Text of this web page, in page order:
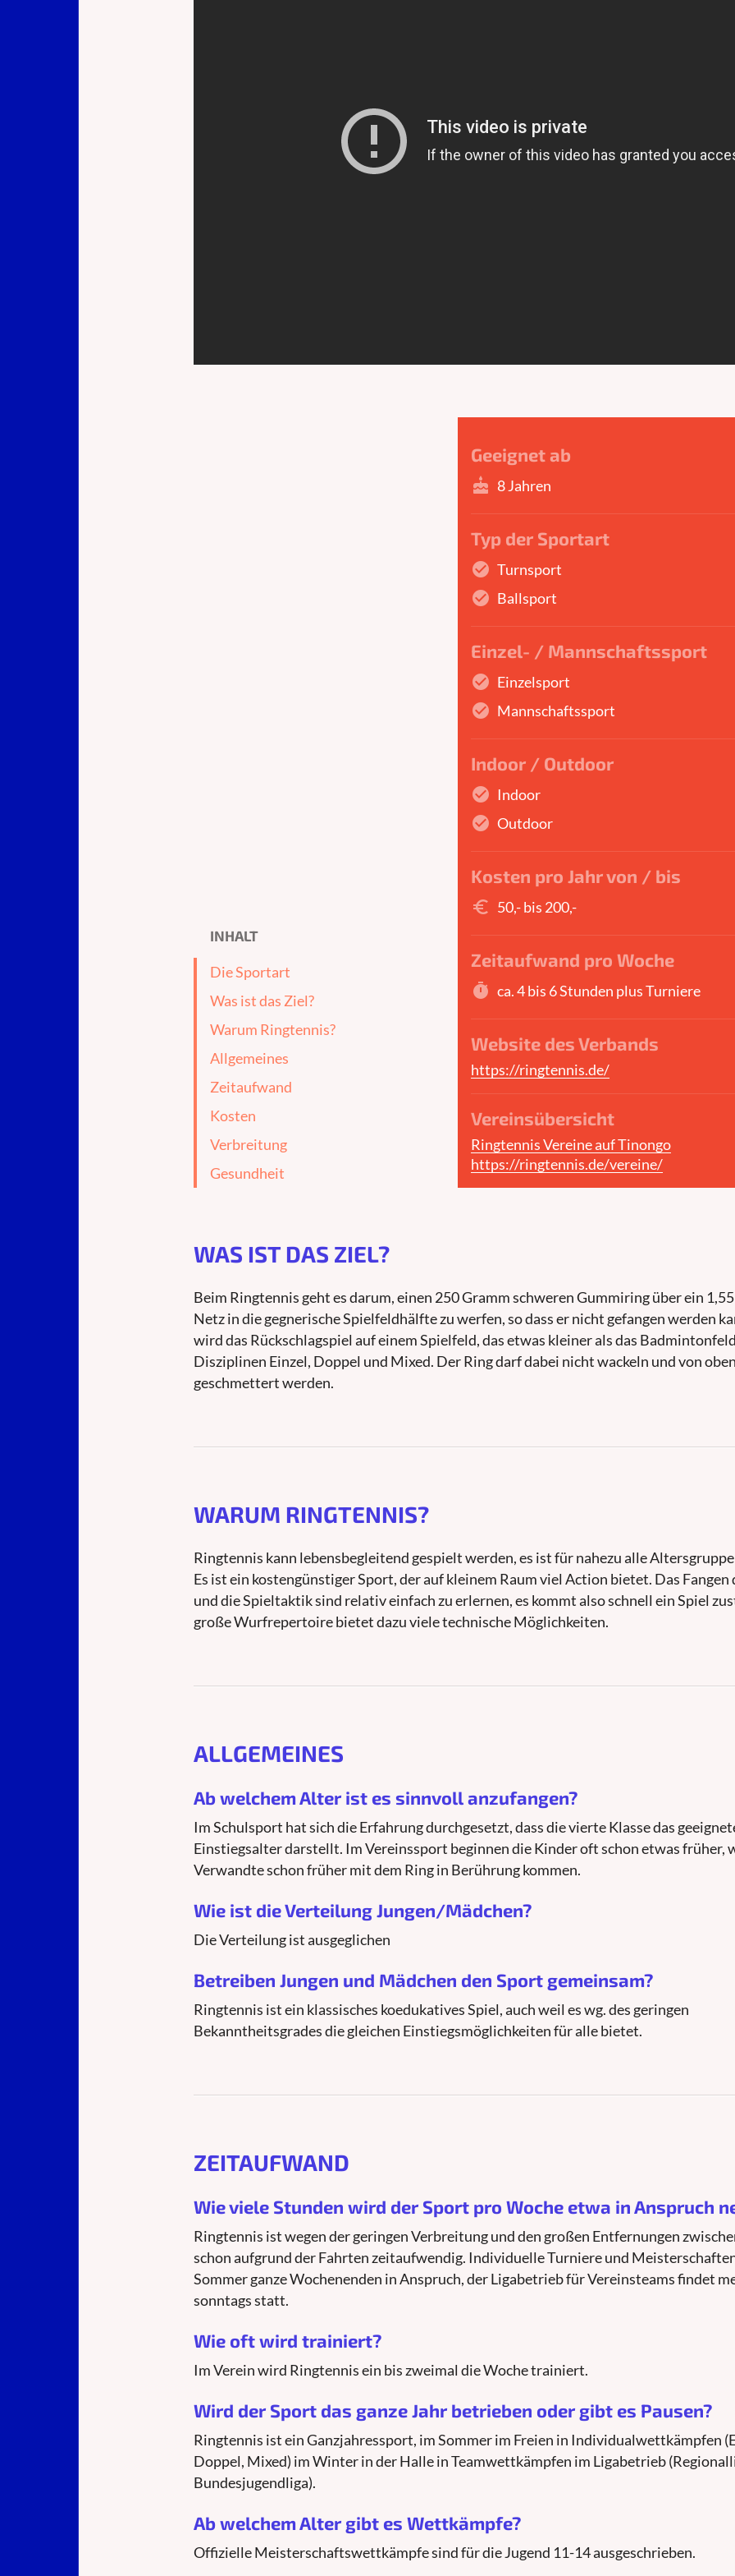
INHALT
Die Sportart
Was ist das Ziel?
Warum Ringtennis?
Allgemeines
Zeitaufwand
Kosten
Verbreitung
Gesundheit
Geeignet ab
cake 8 Jahren
Typ der Sportart
check_circle Turnsport
check_circle Ballsport
Einzel- / Mannschaftssport
check_circle Einzelsport
check_circle Mannschaftssport
Indoor / Outdoor
check_circle Indoor
check_circle Outdoor
Kosten pro Jahr von / bis
euro_symbol 50,- bis 200,-
Zeitaufwand pro Woche
timer ca. 4 bis 6 Stunden plus Turniere
Website des Verbands
https://ringtennis.de/
Vereinsübersicht
Ringtennis Vereine auf Tinongo
https://ringtennis.de/vereine/
WAS IST DAS ZIEL?
Beim Ringtennis geht es darum, einen 250 Gramm schweren Gummiring über ein
Netz in die gegnerische Spielfeldhälfte zu werfen, so dass er nicht gefangen werden
wird das Rückschlagspiel auf einem Spielfeld, das etwas kleiner als das
Disziplinen Einzel, Doppel und Mixed. Der Ring darf dabei nicht wackeln und von
geschmettert werden.
WARUM RINGTENNIS?
Ringtennis kann lebensbegleitend gespielt werden, es ist für nahezu alle
Es ist ein kostengünstiger Sport, der auf kleinem Raum viel Action bietet. Das Fangen
und die Spieltaktik sind relativ einfach zu erlernen, es kommt also schnell ein Spiel
große Wurfrepertoire bietet dazu viele technische Möglichkeiten.
ALLGEMEINES
Ab welchem Alter ist es sinnvoll anzufangen?
Im Schulsport hat sich die Erfahrung durchgesetzt, dass die vierte Klasse das
Einstiegsalter darstellt. Im Vereinssport beginnen die Kinder oft schon etwas früher,
Verwandte schon früher mit dem Ring in Berührung kommen.
Wie ist die Verteilung Jungen/Mädchen?
Die Verteilung ist ausgeglichen
Betreiben Jungen und Mädchen den Sport gemeinsam?
Ringtennis ist ein klassisches koedukatives Spiel, auch weil es wg. des geringen
Bekanntheitsgrades die gleichen Einstiegsmöglichkeiten für alle bietet.
ZEITAUFWAND
Wie viele Stunden wird der Sport pro Woche etwa in Anspruch
Ringtennis ist wegen der geringen Verbreitung und den großen Entfernungen
schon aufgrund der Fahrten zeitaufwendig. Individuelle Turniere und
Sommer ganze Wochenenden in Anspruch, der Ligabetrieb für Vereinsteams findet
sonntags statt.
Wie oft wird trainiert?
Im Verein wird Ringtennis ein bis zweimal die Woche trainiert.
Wird der Sport das ganze Jahr betrieben oder gibt es Pausen?
Ringtennis ist ein Ganzjahressport, im Sommer im Freien in Individualwettkämpfen
Doppel, Mixed) im Winter in der Halle in Teamwettkämpfen im Ligabetrieb
Bundesjugendliga).
Ab welchem Alter gibt es Wettkämpfe?
Offizielle Meisterschaftswettkämpfe sind für die Jugend 11-14 ausgeschrieben.